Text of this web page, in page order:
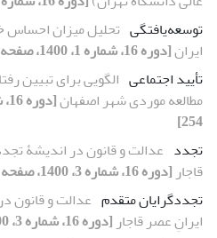
توسعه‌یافتگی تحلیل میزان احساس
ایران[دوره 16، شماره 1، 1400، صفحه 37-67]
تأیید اجتماعی الگویی برای تبیین
مطالعه موردی شهر اصفهان
254]
تجدد عدالت و قانون در اندیشۀ
قاجار [دوره 16، شماره 3، 1400، صفحه 149-182]
تجددگرایان متقدم عدالت و قانون
ایرانِ عصر قاجار [دوره 16، شماره 3، 1400، صفحه 149-182]